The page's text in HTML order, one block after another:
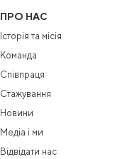
ПРО НАС
Історія та місія
Команда
Співпраця
Стажування
Новини
Медіа і ми
Відвідати нас